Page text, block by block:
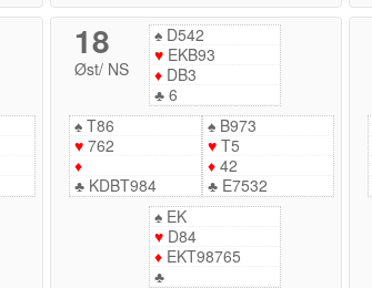
18
Øst/ NS
♠D542
♥EKB93
♦DB3
♣6
♠ T86
♥ 762
♦
♣ KDBT984
♠B973
♥T5
♦42
♣E7532
♠EK
♥D84
♦EKT98765
♣